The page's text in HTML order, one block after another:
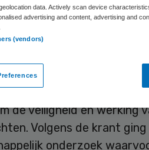
in de periode
zekerheid worden
en of deze
onderzoek met
schreef in 2016
de veiligheid en werking
Volgens de krant
onderzoek
data. Actively scan device
advertising and content, advertising and
(vendors)